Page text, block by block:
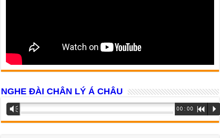
NGHE ĐÀI CHÂN LÝ Á CHÂU
Trình
phát
âm
Vm 00:00 R P